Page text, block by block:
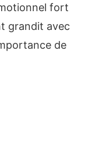
fort
grandit avec
de